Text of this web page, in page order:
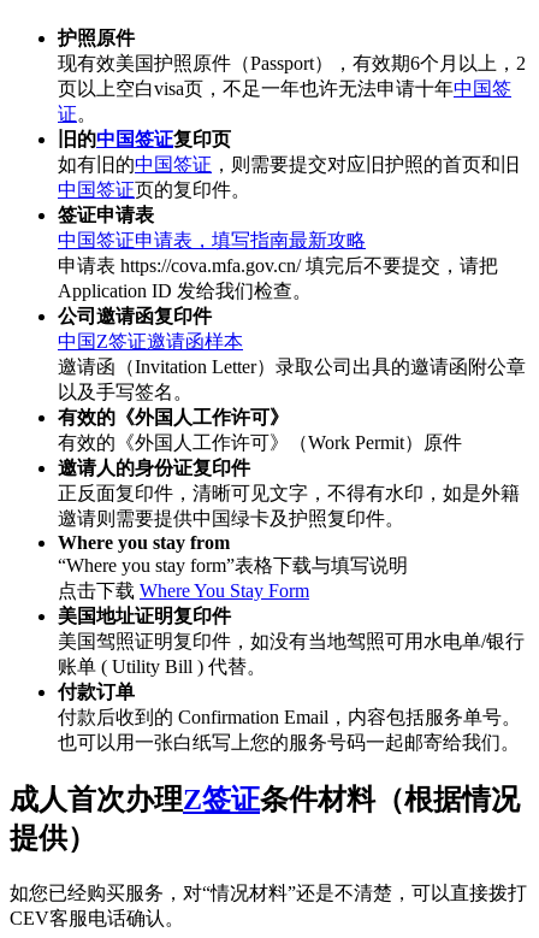
护照原件
现有效美国护照原件（Passport），有效期6个月以上，2
页以上空白visa页，不足一年也许无法申请十年中国签
证。
旧的中国签证复印页
如有旧的中国签证 ，则需要提交对应旧护照的首页和旧
中国签证页的复印件。
签证申请表
中国签证申请表，填写指南最新攻略
申请表 https://cova.mfa.gov.cn/ 填完后不要提交，请把
Application ID 发给我们检查。
公司邀请函复印件
中国Z签证邀请函样本
邀请函（Invitation Letter）录取公司出具的邀请函附公章
以及手写签名。
有效的《外国人工作许可》
有效的《外国人工作许可》（Work Permit）原件
邀请人的身份证复印件
正反面复印件，清晰可见文字，不得有水印，如是外籍
邀请则需要提供中国绿卡及护照复印件。
Where you stay from
“Where you stay form”表格下载与填写说明
点击下载 Where You Stay Form
美国地址证明复印件
美国驾照证明复印件，如没有当地驾照可用水电单/银行
账单 ( Utility Bill ) 代替。
付款订单
付款后收到的 Confirmation Email，内容包括服务单号。
也可以用一张白纸写上您的服务号码一起邮寄给我们。
成人首次办理Z签证条件材料（根据情况
提供）
如您已经购买服务，对“情况材料”还是不清楚，可以直接拨打
CEV客服电话确认。